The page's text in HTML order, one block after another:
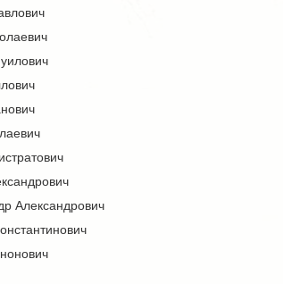
Александрович